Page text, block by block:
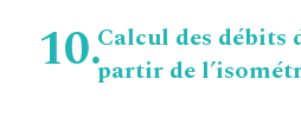
Calcul des débits
partir de